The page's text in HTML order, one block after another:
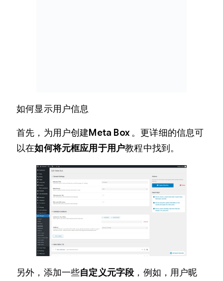
如何显示用户信息
首先，为用户创建Meta Box。更详细的信息可
以在如何将元框应用于用户教程中找到。
另外，添加一些自定义元字段 ，例如，用户昵